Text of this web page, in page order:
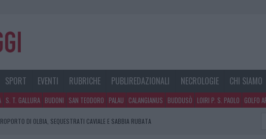
SPORT EVENTI RUBRICHE PUBLIREDAZIONALI NECROLOGIE CHI SIAMO
S. T. GALLURA BUDONI SAN TEODORO PALAU CALANGIANUS BUDDUSÒ LOIRI P. S. PAOLO GOLFO
DI ESTETICA MEDICALE AVANZATA IN EUROPA: CLASSIFICA DEI 5 CENTRI DI